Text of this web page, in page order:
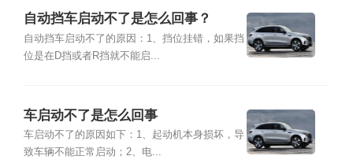
自动挡车启动不了是怎么回事？
自动挡车启动不了的原因：1、挡位挂错，如果挡
位是在D挡或者R挡就不能启...
车启动不了是怎么回事
车启动不了的原因如下：1、起动机本身损坏，导
致车辆不能正常启动；2、电...